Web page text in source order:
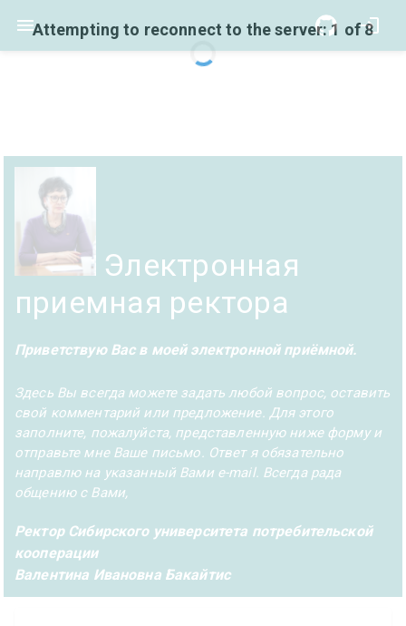
Электронная
приемная ректора
Приветствую Вас в моей электронной приёмной.
Здесь Вы всегда можете задать любой вопрос, оставить
свой комментарий или предложение. Для этого
заполните, пожалуйста, представленную ниже форму и
отправьте мне Ваше письмо. Ответ я обязательно
направлю на указанный Вами e-mail. Всегда рада
общению с Вами,
Ректор Сибирского университета потребительской
кооперации
Валентина Ивановна Бакайтис
Attempting to reconnect to the server: 1 of 8